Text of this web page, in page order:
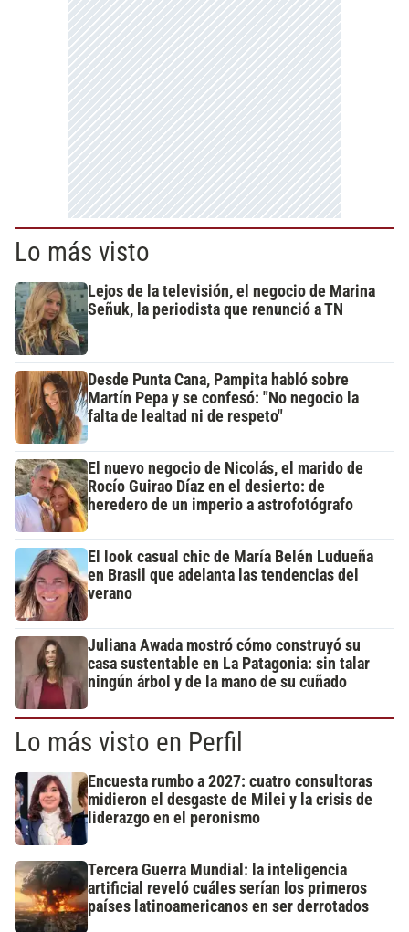
Lo más visto
Lejos de la televisión, el negocio de Marina
Señuk, la periodista que renunció a TN
Desde Punta Cana, Pampita habló sobre
Martín Pepa y se confesó: "No negocio la
falta de lealtad ni de respeto"
El nuevo negocio de Nicolás, el marido de
Rocío Guirao Díaz en el desierto: de
heredero de un imperio a astrofotógrafo
El look casual chic de María Belén Ludueña
en Brasil que adelanta las tendencias del
verano
Juliana Awada mostró cómo construyó su
casa sustentable en La Patagonia: sin talar
ningún árbol y de la mano de su cuñado
Lo más visto en Perfil
Encuesta rumbo a 2027: cuatro consultoras
midieron el desgaste de Milei y la crisis de
liderazgo en el peronismo
Tercera Guerra Mundial: la inteligencia
artificial reveló cuáles serían los primeros
países latinoamericanos en ser derrotados